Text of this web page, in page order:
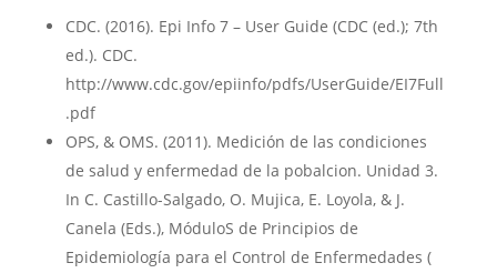
CDC. (2016). Epi Info 7 – User Guide (CDC (ed.); 7th
ed.). CDC.
http://www.cdc.gov/epiinfo/pdfs/UserGuide/EI7Full
.pdf
OPS, & OMS. (2011). Medición de las condiciones
de salud y enfermedad de la pobalcion. Unidad 3.
In C. Castillo-Salgado, O. Mujica, E. Loyola, & J.
Canela (Eds.), MóduloS de Principios de
Epidemiología para el Control de Enfermedades (